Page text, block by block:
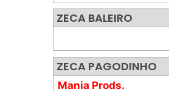
ZECA BALEIRO
ZECA PAGODINHO
Mania Prods.